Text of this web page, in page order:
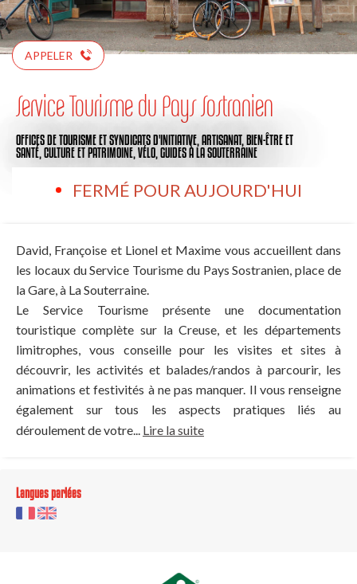
APPELER
Service Tourisme du Pays Sostranien
OFFICES DE TOURISME ET SYNDICATS D'INITIATIVE, ARTISANAT, BIEN-ÊTRE ET
SANTÉ, CULTURE ET PATRIMOINE, VÉLO, GUIDESÀ LA SOUTERRAINE
FERMÉ POUR AUJOURD'HUI
David, Françoise et Lionel et Maxime vous accueillent dans
les locaux du Service Tourisme du Pays Sostranien, place de
la Gare, à La Souterraine.
Le Service Tourisme présente une documentation
touristique complète sur la Creuse, et les départements
limitrophes, vous conseille pour les visites et sites à
découvrir, les activités et balades/randos à parcourir, les
animations et festivités à ne pas manquer. Il vous renseigne
également sur tous les aspects pratiques liés au
déroulement de votre... Lire la suite
Langues parlées